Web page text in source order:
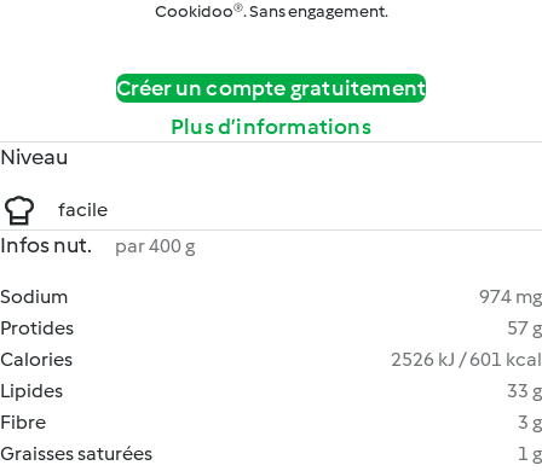
Cookidoo®. Sans engagement.
Créer un compte gratuitement
Plus d’informations
Niveau
facile
Infos nut. par 400 g
Sodium
974 mg
Protides
57 g
Calories
2526 kJ / 601 kcal
Lipides
33 g
Fibre
3 g
Graisses saturées
1 g